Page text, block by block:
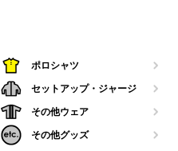
ポロシャツ
セットアップ・ジャージ
その他ウェア
その他グッズ